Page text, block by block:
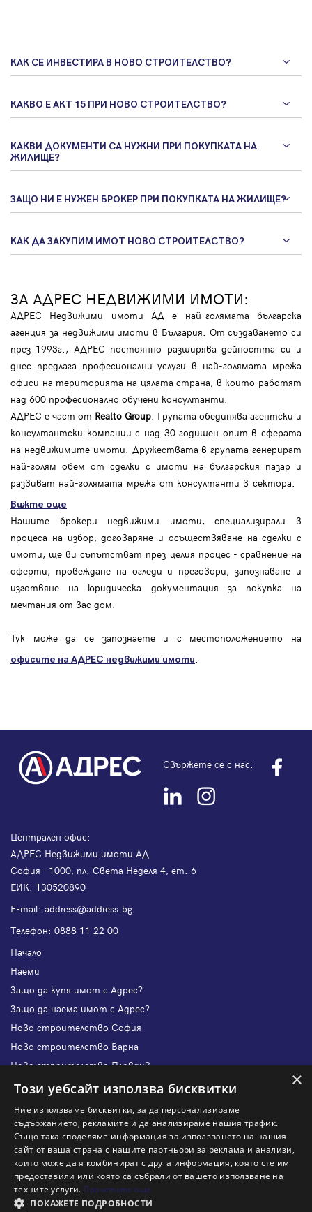
КАК СЕ ИНВЕСТИРА В НОВО СТРОИТЕЛСТВО?
КАКВО Е АКТ 15 ПРИ НОВО СТРОИТЕЛСТВО?
КАКВИ ДОКУМЕНТИ СА НУЖНИ ПРИ ПОКУПКАТА НА
ЖИЛИЩЕ?
ЗАЩО НИ Е НУЖЕН БРОКЕР ПРИ ПОКУПКАТА НА ЖИЛИЩЕ?
КАК ДА ЗАКУПИМ ИМОТ НОВО СТРОИТЕЛСТВО?
ЗА АДРЕС НЕДВИЖИМИ ИМОТИ:
АДРЕС Недвижими имоти АД е най-голямата българска
агенция за недвижими имоти в България. От създаването си
през 1993г., АДРЕС постоянно разширява дейността си и
днес предлага професионални услуги в най-голямата мрежа
офиси на територията на цялата страна, в които работят
над 600 професионално обучени консултанти.
АДРЕС е част от Realto Group . Групата обединява агентски и
консултантски компании с над 30 годишен опит в сферата
на недвижимите имоти. Дружествата в групата генерират
най-голям обем от сделки с имоти на българския пазар и
развиват най-голямата мрежа от консултанти в сектора.
Вижте още
Нашите брокери недвижими имоти, специализирали в
процеса на избор, договаряне и осъществяване на сделки с
имоти, ще ви съпътстват през целия процес - сравнение на
оферти, провеждане на огледи и преговори, запознаване и
изготвяне на юридическа документация за покупка на
мечтания от вас дом.
Тук може да се запознаете и с местоположението на
офисите на АДРЕС недвижими имоти
Свържете се с нас:
Централен офис:
АДРЕС Недвижими имоти АД
София - 1000, пл. Света Неделя 4, ет. 6
ЕИК: 130520890
Е-mail: address@address.bg
Телефон: 0888 11 22 00
Начало
Наеми
Защо да купя имот с Адрес?
Защо да наема имот с Адрес?
Ново строителство София
Ново строителство Варна
Ново строителство Пловдив
Ново строителство Бургас
Защо да отдам имот с Адрес?
Наши офиси
Кариери
Кои сме ние?
Франчайз
×
Този уебсайт използва бисквитки
Ние използваме бисквитки, за да персонализираме
съдържанието, рекламите и да анализираме нашия трафик.
Също така споделяме информация за използването на нашия
сайт от ваша страна с нашите партньори за реклама и анализи,
които може да я комбинират с друга информация, която сте им
предоставили или която са събрали от вашето използване на
техните услуги. Прочетете още
ПОКАЖЕТЕ ПОДРОБНОСТИ